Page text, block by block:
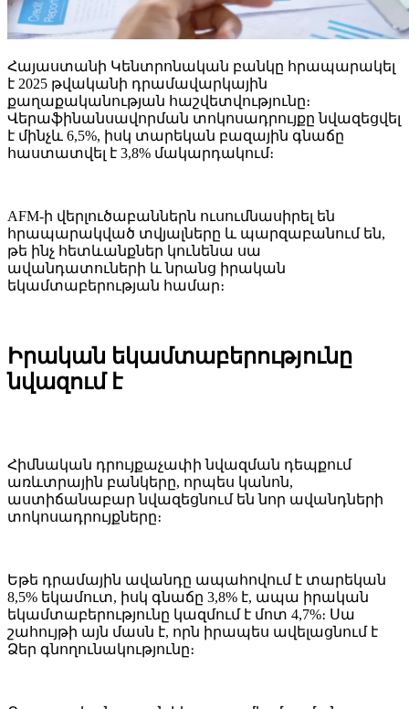
Հայաստանի Կենտրոնական բանկը հրապարակել
է 2025 թվականի դրամավարկային
քաղաքականության հաշվետվությունը։
Վերաֆինանսավորման տոկոսադրույքը նվազեցվել
է մինչև 6,5%, իսկ տարեկան բազային գնաճը
հաստատվել է 3,8% մակարդակում։
AFM-ի վերլուծաբաններն ուսումնասիրել են
հրապարակված տվյալները և պարզաբանում են,
թե ինչ հետևանքներ կունենա սա
ավանդատուների և նրանց իրական
եկամտաբերության համար։
Իրական եկամտաբերությունը
նվազում է
Հիմնական դրույքաչափի նվազման դեպքում
առևտրային բանկերը, որպես կանոն,
աստիճանաբար նվազեցնում են նոր ավանդների
տոկոսադրույքները։
Եթե դրամային ավանդը ապահովում է տարեկան
8,5% եկամուտ, իսկ գնաճը 3,8% է, ապա իրական
եկամտաբերությունը կազմում է մոտ 4,7%։ Սա
շահույթի այն մասն է, որն իրապես ավելացնում է
Ձեր գնողունակությունը։